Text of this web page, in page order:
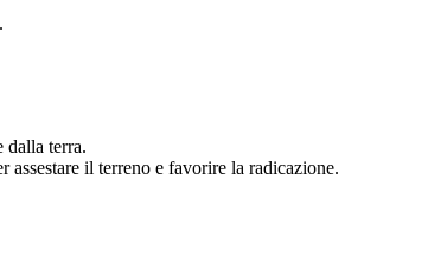
dalla terra.
il terreno e favorire la radicazione.